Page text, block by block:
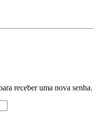
receber uma nova senha.